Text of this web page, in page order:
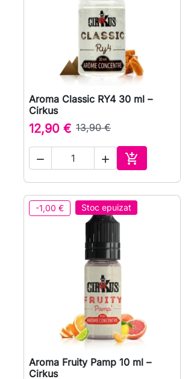
 Vizualizare rapida
Aroma Classic RY4 30 ml –
Cirkus
12,90 € 13,90 €
  
Adauga in cos
-1,00 € Stoc epuizat
 Vizualizare rapida
Aroma Fruity Pamp 10 ml –
Cirkus